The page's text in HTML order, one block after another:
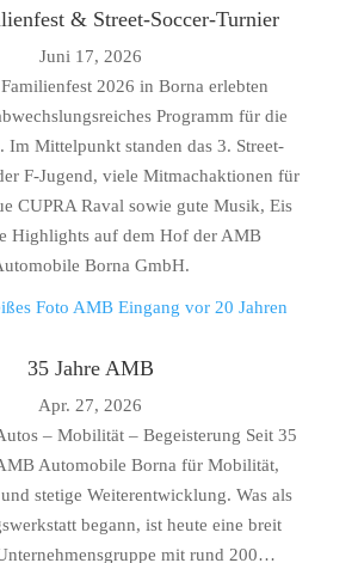
& Street-Soccer-Turnier
Juni 17, 2026
2026 in Borna erlebten
Programm für die
Im Mittelpunkt standen das 3. Street-
F-Jugend, viele Mitmachaktionen für
CUPRA Raval sowie gute Musik, Eis
Highlights auf dem Hof der AMB
Borna GmbH.
35 Jahre AMB
Apr. 27, 2026
– Mobilität – Begeisterung Seit 35
Automobile Borna für Mobilität,
stetige Weiterentwicklung. Was als
begann, ist heute eine breit
mit rund 200…